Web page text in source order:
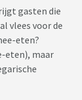
gasten die
vlees voor de
eten?
eten), maar